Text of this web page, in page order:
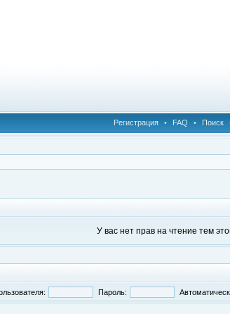
Регистрация • FAQ • Поиск
У вас нет прав на чтение тем
Пароль: